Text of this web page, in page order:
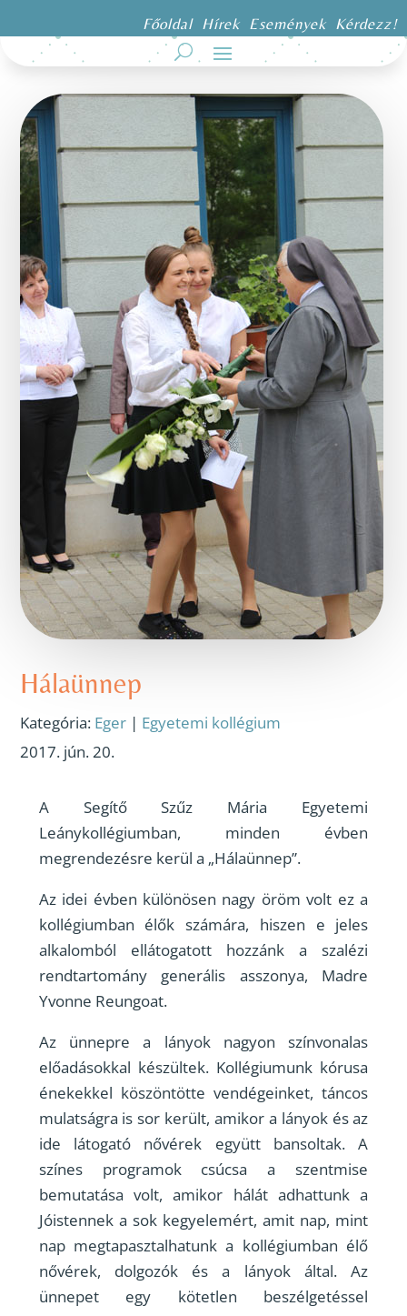
Főoldal Hírek Események Kérdezz!
Hálaünnep
Kategória: Eger | Egyetemi kollégium
2017. jún. 20.
A Segítő Szűz Mária Egyetemi
Leánykollégiumban, minden évben
megrendezésre kerül a „Hálaünnep”.
Az idei évben különösen nagy öröm volt ez a
kollégiumban élők számára, hiszen e jeles
alkalomból ellátogatott hozzánk a szalézi
rendtartomány generális asszonya, Madre
Yvonne Reungoat.
Az ünnepre a lányok nagyon színvonalas
előadásokkal készültek. Kollégiumunk kórusa
énekekkel köszöntötte vendégeinket, táncos
mulatságra is sor került, amikor a lányok és az
ide látogató nővérek együtt bansoltak. A
színes programok csúcsa a szentmise
bemutatása volt, amikor hálát adhattunk a
Jóistennek a sok kegyelemért, amit nap, mint
nap megtapasztalhatunk a kollégiumban élő
nővérek, dolgozók és a lányok által. Az
ünnepet egy kötetlen beszélgetéssel